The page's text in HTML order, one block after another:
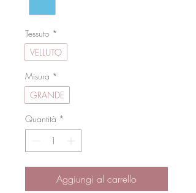
Tessuto *
VELLUTO
Misura *
GRANDE
Quantità *
Aggiungi al carrello